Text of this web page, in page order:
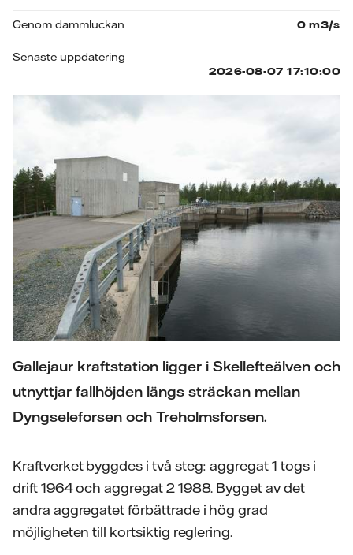
Genom dammluckan
Senaste uppdatering
Gallejaur kraftstation ligger i Skellefteälven och
utnyttjar fallhöjden längs sträckan mellan
Dyngseleforsen och Treholmsforsen.
Kraftverket byggdes i två steg: aggregat 1 togs i
drift 1964 och aggregat 2 1988. Bygget av det
andra aggregatet förbättrade i hög grad
möjligheten till kortsiktig reglering.